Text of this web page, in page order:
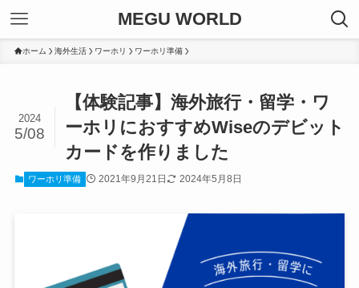
MEGU WORLD
ホーム 海外生活 ワーホリ ワーホリ準備
【体験記事】海外旅行・留学・ワ
ーホリにおすすめWiseのデビット
カードを作りました
2024
5/08
ワーホリ準備 2021年9月21日 2024年5月8日